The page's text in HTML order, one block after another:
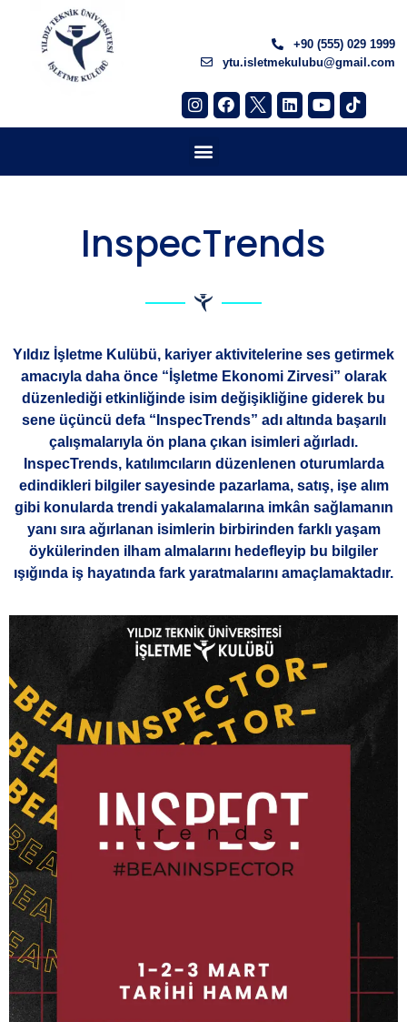
+90 (555) 029 1999
ytu.isletmekulubu@gmail.com
InspecTrends
Yıldız İşletme Kulübü, kariyer aktivitelerine ses getirmek
amacıyla daha önce “İşletme Ekonomi Zirvesi” olarak
düzenlediği etkinliğinde isim değişikliğine giderek bu
sene üçüncü defa “InspecTrends” adı altında başarılı
çalışmalarıyla ön plana çıkan isimleri ağırladı.
InspecTrends, katılımcıların düzenlenen oturumlarda
edindikleri bilgiler sayesinde pazarlama, satış, işe alım
gibi konularda trendi yakalamalarına imkân sağlamanın
yanı sıra ağırlanan isimlerin birbirinden farklı yaşam
öykülerinden ilham almalarını hedefleyip bu bilgiler
ışığında iş hayatında fark yaratmalarını amaçlamaktadır.